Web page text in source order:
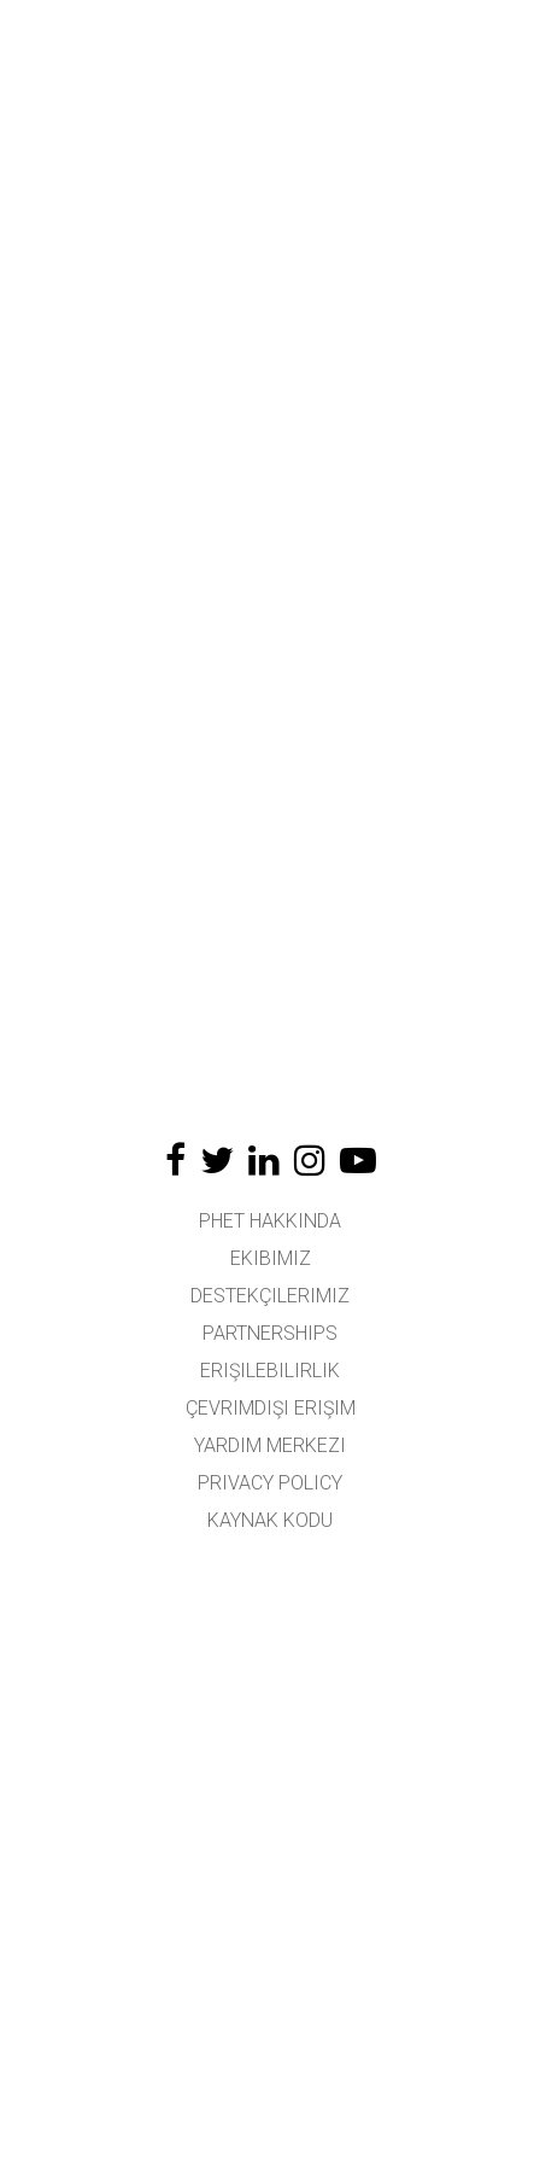
PHET HAKKINDA
EKIBIMIZ
DESTEKÇILERIMIZ
PARTNERSHIPS
ERIŞILEBILIRLIK
ÇEVRIMDIŞI ERIŞIM
YARDIM MERKEZI
PRIVACY POLICY
KAYNAK KODU